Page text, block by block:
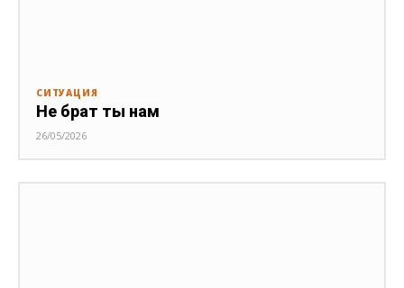
СИТУАЦИЯ
Не брат ты нам
26/05/2026